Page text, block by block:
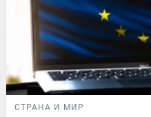
СТРАНА И МИР